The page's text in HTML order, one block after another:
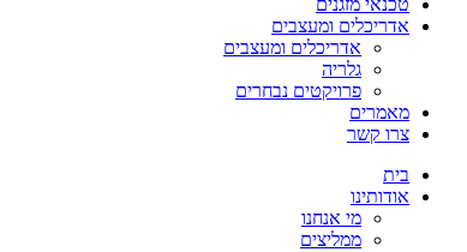
טכנאי מזגנים
אדריכלים ומעצבים
אדריכלים ומעצבים
גלריה
פרויקטים נבחרים
מאמרים
צרו קשר
בית
אודותינו
מי אנחנו
ממליצים